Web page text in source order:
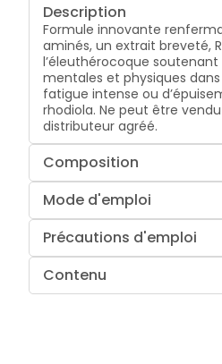
Description
Formule innovante
aminés, un extrait breveté,
l’éleuthérocoque
mentales et physiques
fatigue intense ou
rhodiola. Ne peut être
distributeur agréé.
Composition
Mode d'emploi
Précautions d'emploi
Contenu